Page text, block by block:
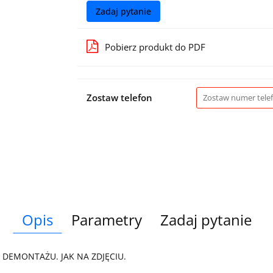
Zadaj pytanie
Pobierz produkt do PDF
Zostaw telefon
Opis Parametry Zadaj pytanie
JAK NA ZDJĘCIU.